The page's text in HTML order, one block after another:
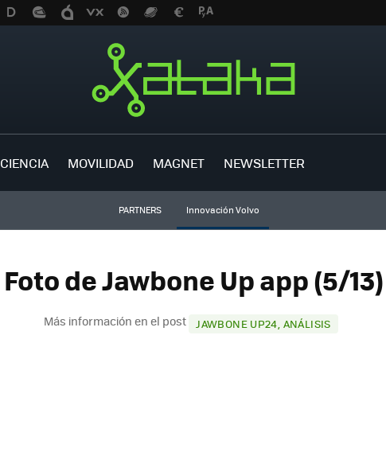
CIENCIA MOVILIDAD MAGNET NEWSLETTER
PARTNERS Innovación Volvo
Foto de Jawbone Up app (5/13)
Más información en el post JAWBONE UP24, ANÁLISIS